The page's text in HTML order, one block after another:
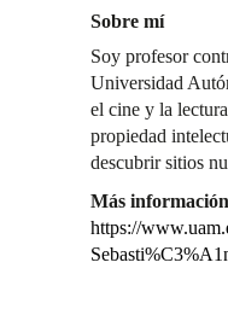
Sobre mí
Soy profesor
Universidad
el cine y la
propiedad
descubrir sitios
Más
https://